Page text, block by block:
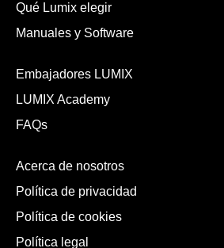
Qué Lumix elegir
Manuales y Software
Embajadores LUMIX
LUMIX Academy
FAQs
Acerca de nosotros
Política de privacidad
Política de cookies
Política legal